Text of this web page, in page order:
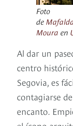
Foto
de
Moura en
Al dar un
centro
Segovia, es
contagiarse
encanto.